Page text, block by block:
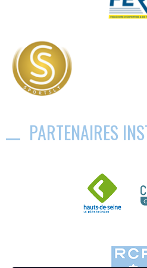
PARTENAIRES